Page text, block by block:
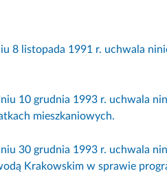
8 listopada 1991 r. uchwala
10 grudnia 1993 r. uchwala
mieszkaniowych.
30 grudnia 1993 r. uchwala
Krakowskim w sprawie